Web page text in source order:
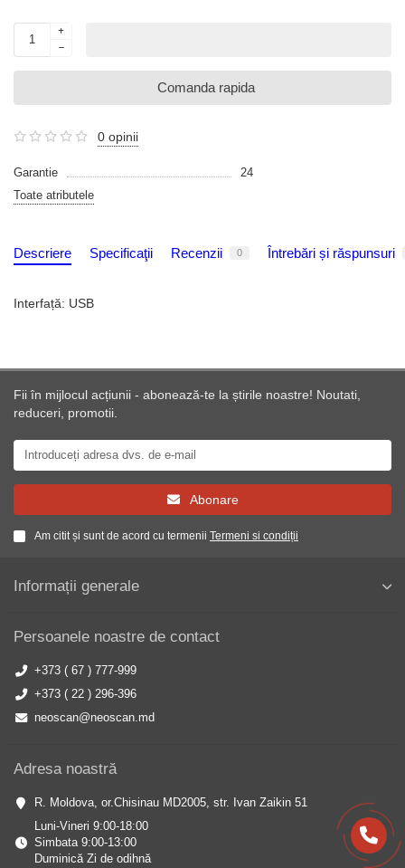
Comanda rapida
0 opinii
Garantie
24
Toate atributele
Descriere Specificaţii Recenzii 0 Întrebări și răspunsuri
Interfață: USB
Fii în mijlocul acțiunii - abonează-te la știrile noastre! Noutati,
reduceri, promotii.
Abonare
Am citit și sunt de acord cu termenii Termeni si condiții
Informații generale
Persoanele noastre de contact
+373 ( 67 ) 777-999
+373 ( 22 ) 296-396
neoscan@neoscan.md
Adresa noastră
R. Moldova, or.Chisinau MD2005, str. Ivan Zaikin 51
Luni-Vineri 9:00-18:00
Simbata 9:00-13:00
Duminică Zi de odihnă